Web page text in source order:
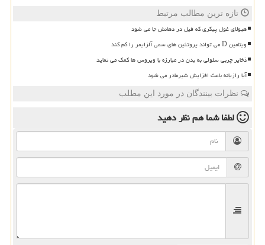
تازه ترین مطالب مرتبط
هیولای غول پیکری که فیل در دهانش جا می شود
ویتامین D می تواند پروتئین های سمی آلزایمر را کم کند
ذخایر چربی سلولی به بدن در مبارزه با ویروس ها کمک می نماید
آیا رازیانه باعث افزایش شیرمادر می شود
نظرات بینندگان در مورد این مطلب
لطفا شما همنظر دهید